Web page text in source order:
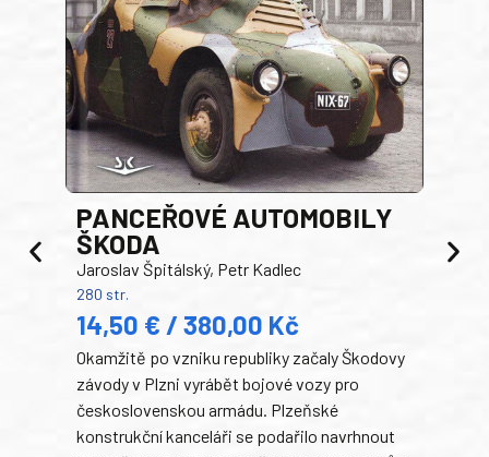
PANCEŘOVÉ AUTOMOBILY
ŠKODA
Jaroslav Špitálský, Petr Kadlec
280 str.
14,50 € / 380,00 Kč
Okamžitě po vzniku republiky začaly Škodovy
závody v Plzni vyrábět bojové vozy pro
československou armádu. Plzeňské
konstrukční kanceláři se podařilo navrhnout